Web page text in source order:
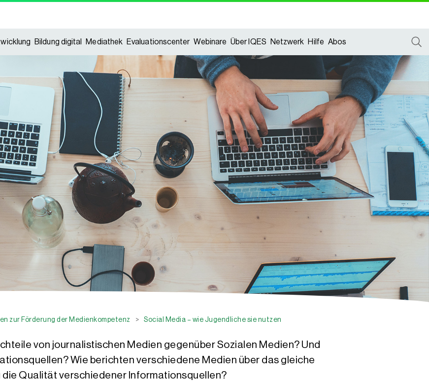
Bildung digital Mediathek Evaluationscenter Webinare Über IQES Netzwerk Hilfe Abos
zur Förderung der Medienkompetenz > Social Media – wie Jugendliche sie nutzen
von journalistischen Medien gegenüber Sozialen Medien? Und
Wie berichten verschiedene Medien über das gleiche
die Qualität verschiedener Informationsquellen?